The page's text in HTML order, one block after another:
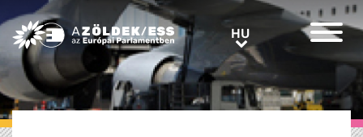
Greens/EFA Home HUHU